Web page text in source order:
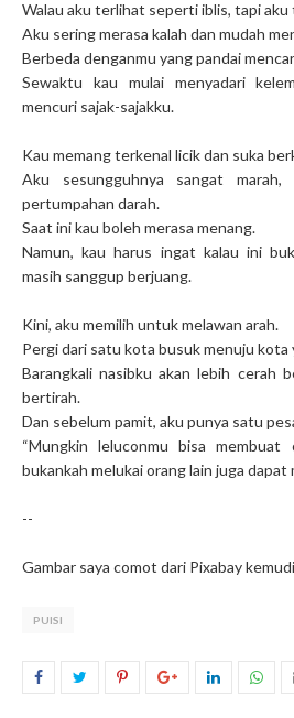
Walau aku terlihat seperti iblis, tapi
Aku sering merasa kalah dan mudah
Berbeda denganmu yang pandai
Sewaktu kau mulai menyadari
mencuri sajak-sajakku.
Kau memang terkenal licik dan suka
Aku sesungguhnya sangat
pertumpahan darah.
Saat ini kau boleh merasa menang.
Namun, kau harus ingat kalau ini
masih sanggup berjuang.
Kini, aku memilih untuk melawan arah.
Pergi dari satu kota busuk menuju kota
Barangkali nasibku akan lebih cerah
bertirah.
Dan sebelum pamit, aku punya satu
“Mungkin leluconmu bisa
bukankah melukai orang lain juga dapat
--
Gambar saya comot dari Pixabay
PUISI